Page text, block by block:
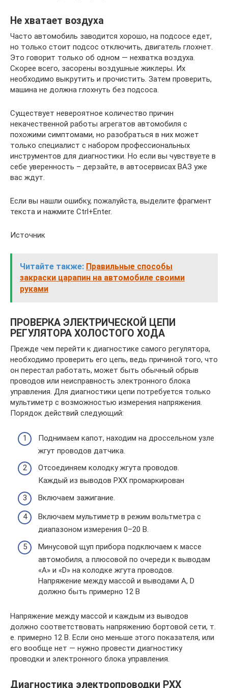
Не хватает воздуха
Часто автомобиль заводится хорошо, на подсосе едет,
но только стоит подсос отключить, двигатель глохнет.
Это говорит только об одном — нехватка воздуха.
Скорее всего, засорены воздушные жиклеры. Их
необходимо выкрутить и прочистить. Затем проверить,
машина не должна глохнуть без подсоса.
Существует невероятное количество причин
некачественной работы агрегатов автомобиля с
похожими симптомами, но разобраться в них может
только специалист с набором профессиональных
инструментов для диагностики. Но если вы чувствуете в
себе уверенность – дерзайте, в автосервисах ВАЗ уже
вас ждут.
Если вы нашли ошибку, пожалуйста, выделите фрагмент
текста и нажмите Ctrl+Enter.
Источник
Читайте также: Правильные способы
закраски царапин на автомобиле своими
руками
ПРОВЕРКА ЭЛЕКТРИЧЕСКОЙ ЦЕПИ
РЕГУЛЯТОРА ХОЛОСТОГО ХОДА
Прежде чем перейти к диагностике самого регулятора,
необходимо проверить его цепь, ведь причиной того, что
он перестал работать, может быть обычный обрыв
проводов или неисправность электронного блока
управления. Для диагностики цепи потребуется только
мультиметр с возможностью измерения напряжения.
Порядок действий следующий:
Поднимаем капот, находим на дроссельном узле
жгут проводов датчика.
Отсоединяем колодку жгута проводов.
Каждый из выводов РХХ промаркирован
Включаем зажигание.
Включаем мультиметр в режим вольтметра с
диапазоном измерения 0–20 В.
Минусовой щуп прибора подключаем к массе
автомобиля, а плюсовой по очереди к выводам
«A» и «D» на колодке жгута проводов.
Напряжение между массой и выводами A, D
должно быть примерно 12 В
Напряжение между массой и каждым из выводов
должно соответствовать напряжению бортовой сети, т.
е. примерно 12 В. Если оно меньше этого показателя, или
его вообще нет — нужно провести диагностику
проводки и электронного блока управления.
Диагностика электропроводки РХХ